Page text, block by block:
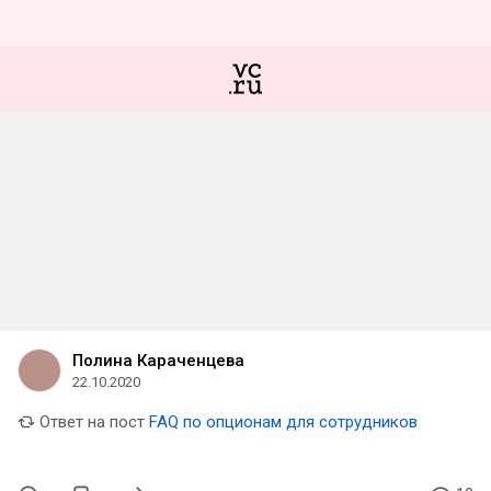
Полина Караченцева
22.10.2020
Ответ на пост FAQ по опционам для сотрудников